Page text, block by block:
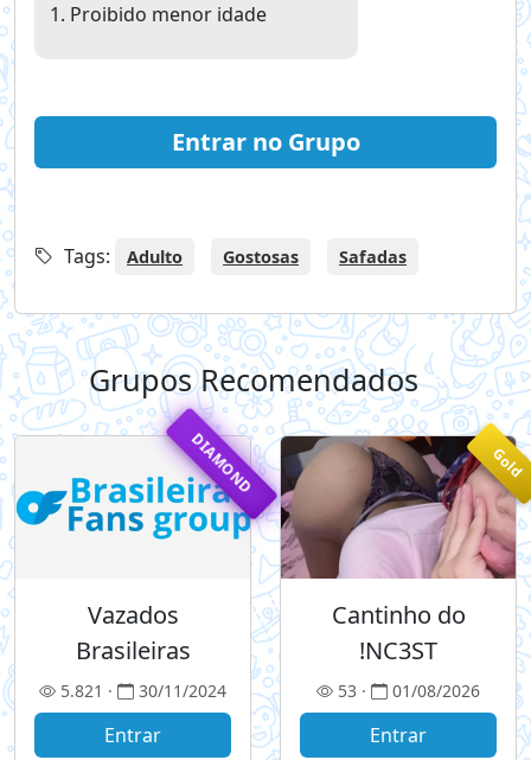
Proibido menor idade
Entrar no Grupo
Tags: Adulto Gostosas Safadas
Grupos Recomendados+
DIAMOND
Vazados
Brasileiras
5.821 · 30/11/2024
Entrar
Gold
Cantinho do
!NC3ST
53 · 01/08/2026
Entrar